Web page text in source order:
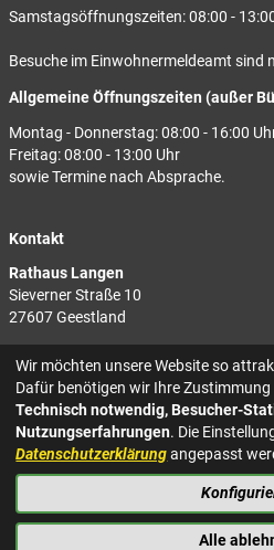
Samstagsöffnungszeiten: 08:00 -
Besuche im Einwohnermeldeamt sind
Allgemeine Öffnungszeiten (außer
Montag - Donnerstag: 08:00 - 16:00
Freitag: 08:00 - 13:00 Uhr
sowie Termine nach Absprache.
Kontakt
Rathaus Langen
Sieverner Straße 10
27607 Geestland
Rathaus Bad Bederkesa
Am Markt 8
27624 Geestland
Tel.: 04743 937-2300
KONTAKT
IMPRESSUM
Wir möchten unsere Website so
Dafür benötigen wir Ihre
Technisch notwendig, Besucher-
Nutzungserfahrungen. Die
Datenschutzerklärungangepasst
Alle